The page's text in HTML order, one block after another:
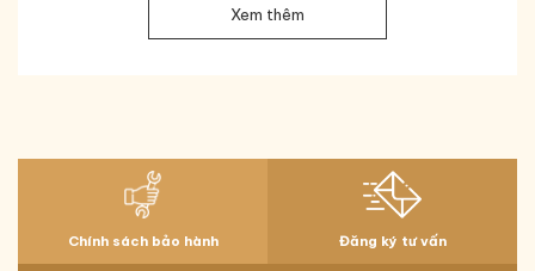
Xem thêm
Chính sách bảo hành Đăng ký tư vấn